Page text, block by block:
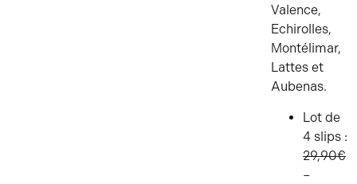
Valence,
Echirolles,
Montélimar,
Lattes et
Aubenas.
Lot de
4 slips :
29,90€
–